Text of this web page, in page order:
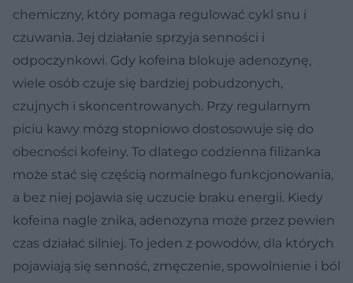
chemiczny, który pomaga regulować cykl snu i
czuwania. Jej działanie sprzyja senności i
odpoczynkowi. Gdy kofeina blokuje adenozynę,
wiele osób czuje się bardziej pobudzonych,
czujnych i skoncentrowanych. Przy regularnym
piciu kawy mózg stopniowo dostosowuje się do
obecności kofeiny. To dlatego codzienna filiżanka
może stać się częścią normalnego funkcjonowania,
a bez niej pojawia się uczucie braku energii. Kiedy
kofeina nagle znika, adenozyna może przez pewien
czas działać silniej. To jeden z powodów, dla których
pojawiają się senność, zmęczenie, spowolnienie i ból